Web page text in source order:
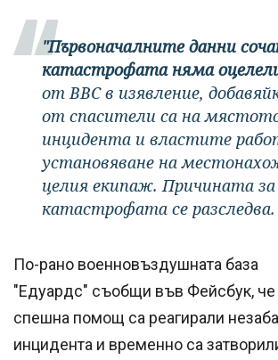
"Първоначалните данни
катастрофата няма
от ВВС в изявление,
от спасители са на
инцидента и властите
установяване на
целия екипаж. Причината за
катастрофата се разследва.
По-рано военновъздушната база
"Едуардс" съобщи във Фейсбук, че
спешна помощ са реагирали
инцидента и временно са